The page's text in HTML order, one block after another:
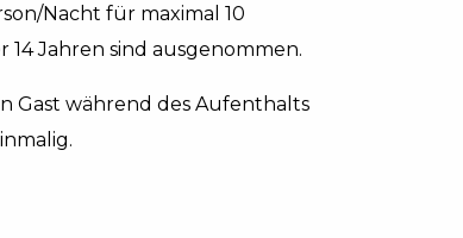
Nacht für maximal 10
Jahren sind ausgenommen.
Gast während des Aufenthalts